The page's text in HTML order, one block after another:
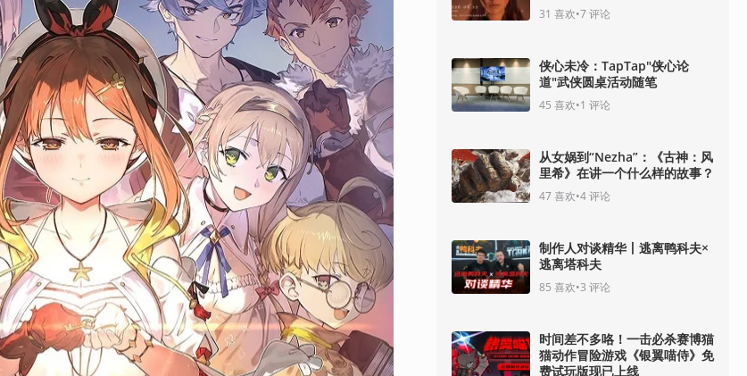
31 喜欢•7评论
侠心未冷：TapTap"侠心论
道"武侠圆桌活动随笔
45 喜欢•1 评论
从女娲到“Nezha”：《古神：风
里希》在讲一个什么样的故事？
47喜欢•4评论
制作人对谈精华丨逃离鸭科夫×
逃离塔科夫
85 喜欢•3 评论
时间差不多咯！一击必杀赛博猫
猫动作冒险游戏《银翼喵侍》免
费试玩版现已上线